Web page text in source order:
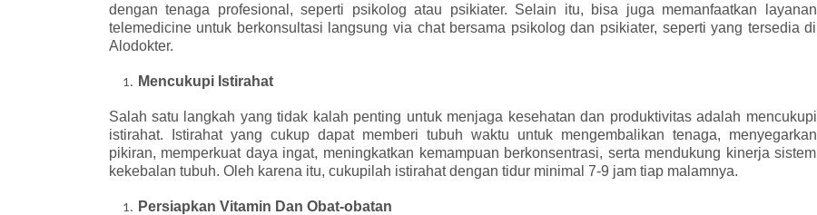
dengan tenaga profesional, seperti psikolog atau psikiater. Selain itu, bisa juga memanfaatkan layanan
telemedicine untuk berkonsultasi langsung via chat bersama psikolog dan psikiater, seperti yang tersedia di
Alodokter.
Mencukupi Istirahat
Salah satu langkah yang tidak kalah penting untuk menjaga kesehatan dan produktivitas adalah mencukupi
istirahat. Istirahat yang cukup dapat memberi tubuh waktu untuk mengembalikan tenaga, menyegarkan
pikiran, memperkuat daya ingat, meningkatkan kemampuan berkonsentrasi, serta mendukung kinerja sistem
kekebalan tubuh. Oleh karena itu, cukupilah istirahat dengan tidur minimal 7-9 jam tiap malamnya.
Persiapkan Vitamin Dan Obat-obatan